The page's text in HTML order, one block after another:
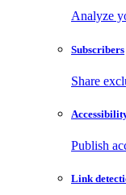
Analyze
Subscribers
Share
Publish
Link